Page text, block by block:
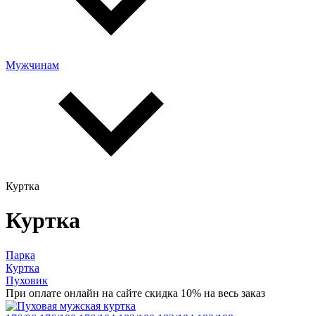
Мужчинам
Куртка
Куртка
Парка
Куртка
Пуховик
При оплате онлайн на сайте скидка 10% на весь заказ